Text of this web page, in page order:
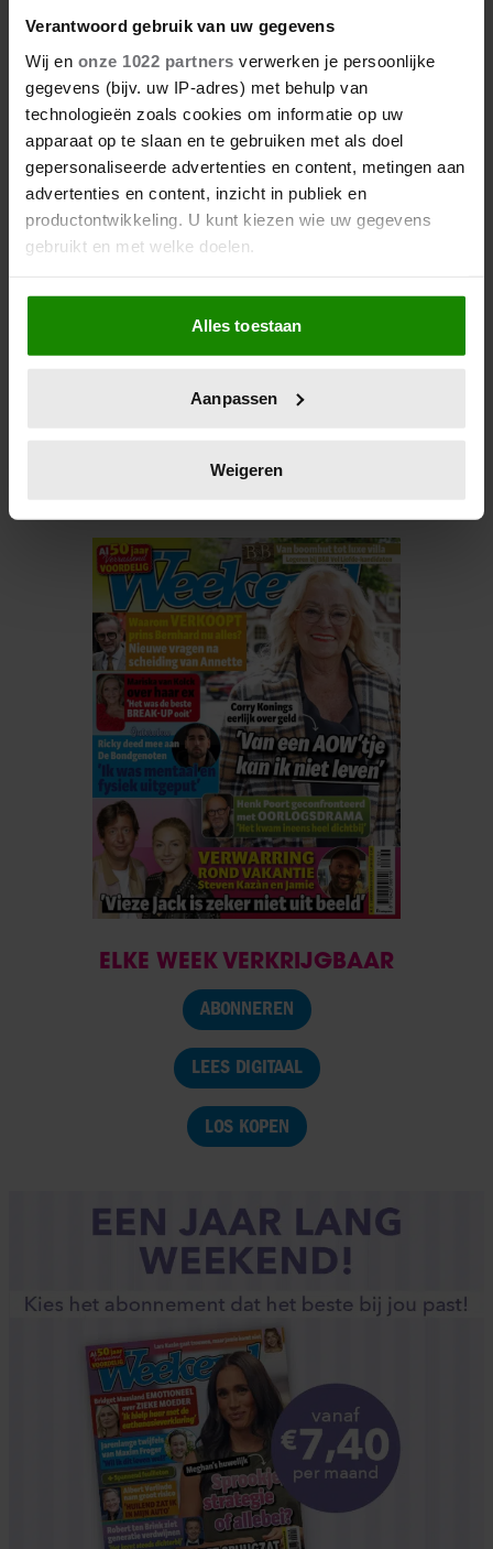
Verantwoord gebruik van uw gegevens
Wij en onze 1022 partners verwerken je persoonlijke
gegevens (bijv. uw IP-adres) met behulp van
technologieën zoals cookies om informatie op uw
apparaat op te slaan en te gebruiken met als doel
gepersonaliseerde advertenties en content, metingen aan
advertenties en content, inzicht in publiek en
productontwikkeling. U kunt kiezen wie uw gegevens
gebruikt en met welke doelen.
Als u het toestaat, willen we ook graag:
Informatie verzamelen over uw geografische
locatie, die tot een paar meter nauwkeurig kan zijn
scannen op specifieke eigenschappen (fingerprinting)
verwerkt en stel uw voorkeuren in het
intrekken in de Cookieverklaring.
We gebruiken cookies om content en advertenties te
personaliseren, om functies voor social media te bieden
en om ons websiteverkeer te analyseren. Ook delen we
informatie over uw gebruik van onze site met onze
partners voor social media, adverteren en analyse. Deze
partners kunnen deze gegevens combineren met andere
informatie die u aan ze heeft verstrekt of die ze hebben
verzameld op basis van uw gebruik van hun services. U
gaat akkoord met onze cookies als u onze website blijft
gebruiken.
Alles toestaan
Aanpassen
Weigeren
DRIESSEN IN HET VLIEGTUIG
06/08/2026
NUMIDIA DROOMT GROOTS:
ELKE WEEK VERKRIJGBAAR
ABONNEREN
LEES DIGITAAL
LOS KOPEN